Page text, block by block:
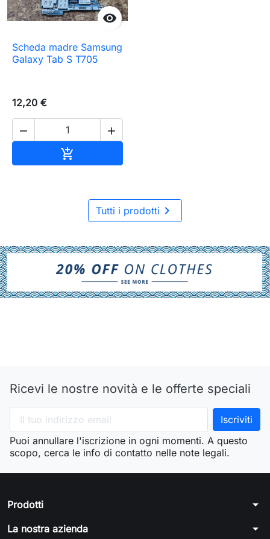

Scheda madre Samsung
Galaxy Tab S T705
12,20 €
 

Tutti i prodotti 
Ricevi le nostre novità e le offerte speciali
Puoi annullare l'iscrizione in ogni momenti. A questo
scopo, cerca le info di contatto nelle note legali.
Prodotti arrow_drop_down
La nostra azienda arrow_drop_down